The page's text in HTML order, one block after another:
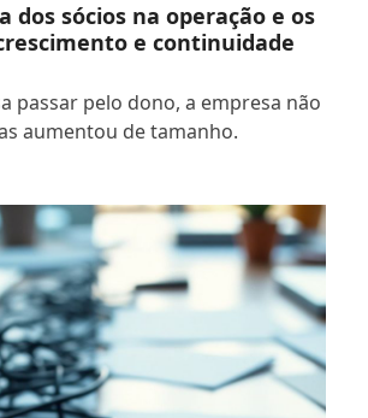
dos sócios na operação e os
e continuidade
passar pelo dono, a empresa não
aumentou de tamanho.